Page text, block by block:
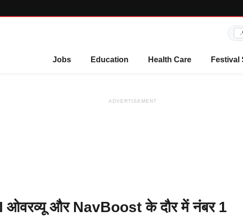
Jobs Education Health Care Festival
ADVERTISEMENT
और NavBoost के दौर में नंबर 1